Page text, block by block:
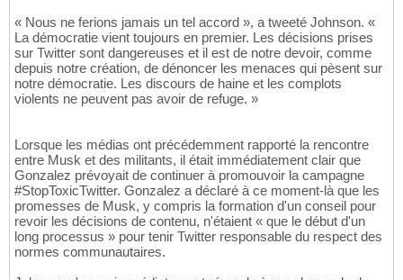
« Nous ne ferions jamais un tel accord », a tweeté Johnson. «
La démocratie vient toujours en premier. Les décisions prises
sur Twitter sont dangereuses et il est de notre devoir, comme
depuis notre création, de dénoncer les menaces qui pèsent sur
notre démocratie. Les discours de haine et les complots
violents ne peuvent pas avoir de refuge. »
Lorsque les médias ont précédemment rapporté la rencontre
entre Musk et des militants, il était immédiatement clair que
Gonzalez prévoyait de continuer à promouvoir la campagne
#StopToxicTwitter. Gonzalez a déclaré à ce moment-là que les
promesses de Musk, y compris la formation d'un conseil pour
revoir les décisions de contenu, n'étaient « que le début d'un
long processus » pour tenir Twitter responsable du respect des
normes communautaires.